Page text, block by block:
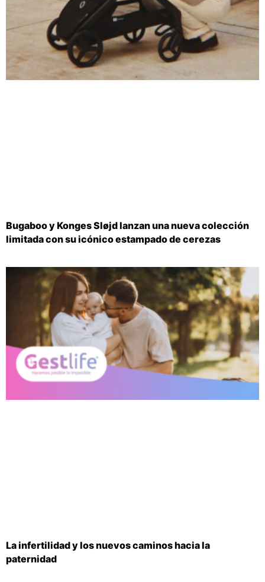
Bugaboo y Konges Sløjd lanzan una nueva colección
limitada con su icónico estampado de cerezas
La infertilidad y los nuevos caminos hacia la
paternidad